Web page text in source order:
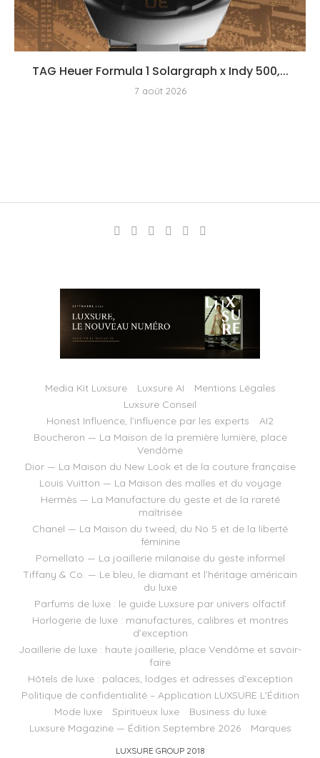
TAG Heuer Formula 1 Solargraph x Indy 500,...
7 août 2026
Media Kit Luxsure Luxsure AI
Mentions Légales
Luxsure Conseil
Honest Influence, l’influence par les experts
AI2
Boucheron — La Maison de la première lumière, place
Vendôme
Dior — La Maison du New Look et de la couture française
Louis Vuitton — La Maison des malles et du voyage
Hermès — La Manufacture du geste et de la rareté
maîtrisée
Chanel — La Maison du tweed, du No 5 et de la liberté
féminine
Pomellato — La joaillerie milanaise du geste informel
Tiffany & Co. — Le bleu, le diamant et l’héritage américain
du luxe
Parfums de luxe : le guide Luxsure par univers olfactif
Horlogerie de luxe : manufactures, calibres et montres
d’exception
Joaillerie de luxe : haute joaillerie, place Vendôme et savoir-
faire
Hôtels de luxe : palaces, lodges et adresses d’exception
Politique de confidentialité – Application LUXSURE L’Édition
Mode luxe
Spiritueux luxe
Business du luxe
Luxsure Magazine — Édition Septembre 2026
Marques
LUXSURE GROUP 2018